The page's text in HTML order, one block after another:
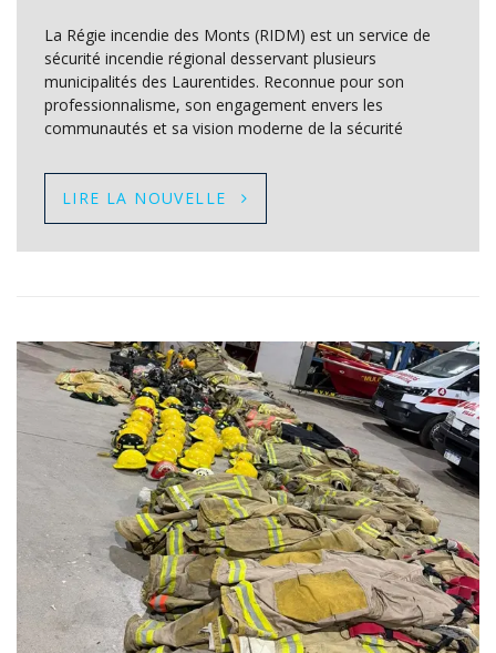
La Régie incendie des Monts (RIDM) est un service de
sécurité incendie régional desservant plusieurs
municipalités des Laurentides. Reconnue pour son
professionnalisme, son engagement envers les
communautés et sa vision moderne de la sécurité
LIRE LA NOUVELLE